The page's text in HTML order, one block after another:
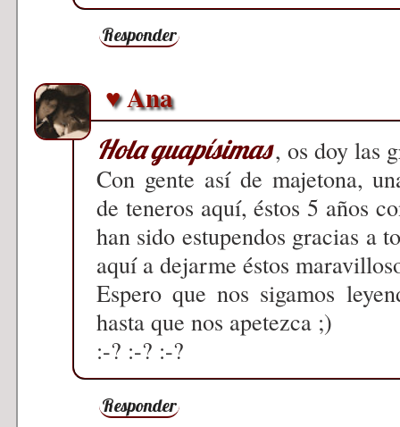
Responder
♥ Ana
Hola guapísimas, os doy las
Con gente así de majetona,
de teneros aquí, éstos 5 años
han sido estupendos gracias a
aquí a dejarme éstos
Espero que nos sigamos
hasta que nos apetezca ;)
:-? :-? :-?
Responder